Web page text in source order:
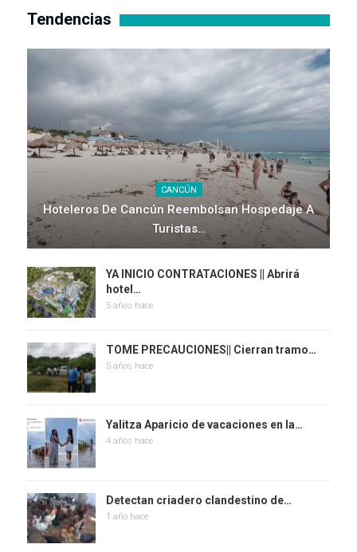
Tendencias
CANCÚN
Hoteleros De Cancún Reembolsan Hospedaje A
Turistas…
YA INICIO CONTRATACIONES || Abrirá
hotel…
5 años hace
TOME PRECAUCIONES|| Cierran tramo…
5 años hace
Yalitza Aparicio de vacaciones en la…
4 años hace
Detectan criadero clandestino de…
1 año hace